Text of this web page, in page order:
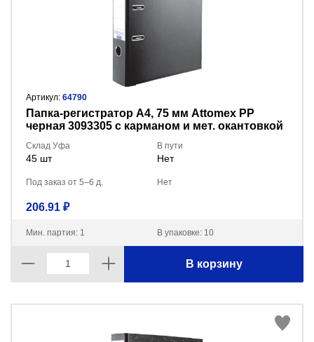
Артикул: 64790
Пaпка-регистратор А4, 75 мм Attomex PP
черная 3093305 с карманом и мет. окантовкой
Склад Уфа
45 шт
В пути
Нет
Под заказ от 5–6 д. Нет
206.91 ₽
Мин. партия: 1 В упаковке: 10
В корзину